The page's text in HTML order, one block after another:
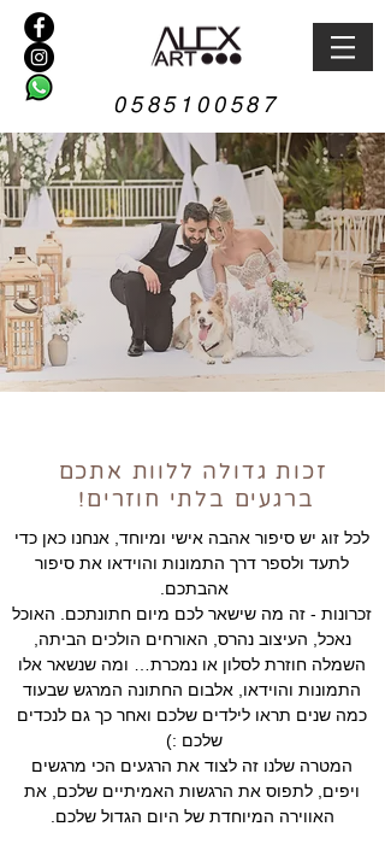
0585100587
זכות גדולה ללוות אתכם
ברגעים בלתי חוזרים!
לכל זוג יש סיפור אהבה אישי ומיוחד, אנחנו כאן כדי
לתעד ולספר דרך התמונות והוידאו את סיפור
אהבתכם.
זכרונות - זה מה שישאר לכם מיום חתונתכם. האוכל
נאכל, העיצוב נהרס, האורחים הולכים הביתה,
השמלה חוזרת לסלון או נמכרת… ומה שנשאר אלו
התמונות והוידאו, אלבום החתונה המרגש שבעוד
כמה שנים תראו לילדים שלכם ואחר כך גם לנכדים
שלכם :)
המטרה שלנו זה לצוד את הרגעים הכי מרגשים
ויפים, לתפוס את הרגשות האמיתיים שלכם, את
האווירה המיוחדת של היום הגדול שלכם.